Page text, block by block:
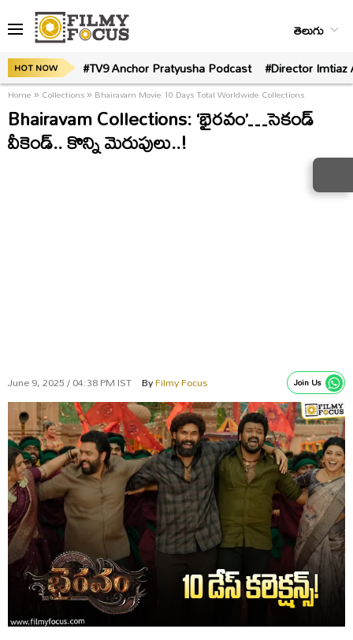
తెలుగు
HOT NOW #TV9 Anchor Pratyusha Podcast #Director
Home» Collections» Bhairavam Movie 10 Days Total Worldwide Collections
Bhairavam Collections: ‘భైరవం’…సెకండ్
వీకెండ్.. కొన్ని మెరుపులు..!
June 9, 2025 / 04:38 PM IST ByFilmy Focus Join Us